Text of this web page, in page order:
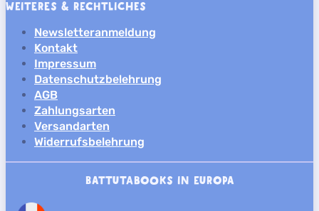
WEITERES & RECHTLICHES
Newsletteranmeldung
Kontakt
Impressum
Datenschutzbelehrung
AGB
Zahlungsarten
Versandarten
Widerrufsbelehrung
BATTUTABOOKS IN EUROPA